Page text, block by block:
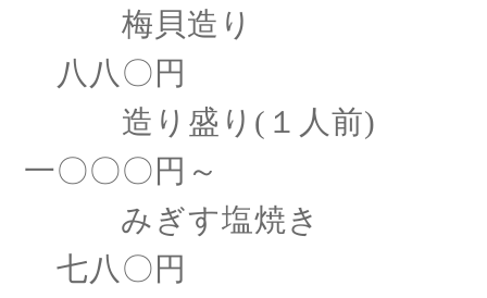
梅貝造り
八八〇円
造り盛り (１人前)
一〇〇〇円～
みぎす塩焼き
七八〇円